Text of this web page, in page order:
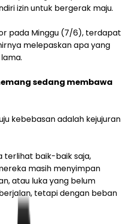
izin untuk bergerak maju.
pada Minggu (7/6), terdapat
melepaskan apa yang
sedang membawa
kebebasan adalah kejujuran
terlihat baik-baik saja,
masih menyimpan
atau luka yang belum
tetapi dengan beban